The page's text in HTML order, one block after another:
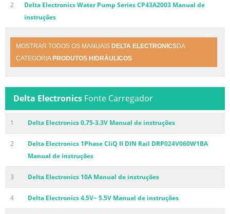
2
Delta Electronics Water Pump Series CP43A2003 Manual de
instruções
MOSTRAR TODOS OS MANUAIS DELTA ELECTRONICSDA
CATEGORIA PRODUTOS HIDRÁULICOS
Delta Electronics Fonte Carregador
1 Delta Electronics 0.75-3.3V Manual de instruções
2
Delta Electronics 1Phase CliQ II DIN Rail DRP024V060W1BA
Manual de instruções
3 Delta Electronics 10A Manual de instruções
4 Delta Electronics 4.5V~ 5.5V Manual de instruções